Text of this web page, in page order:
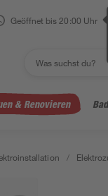
Geöffnet bis 20:00 Uhr
& Renovieren
/